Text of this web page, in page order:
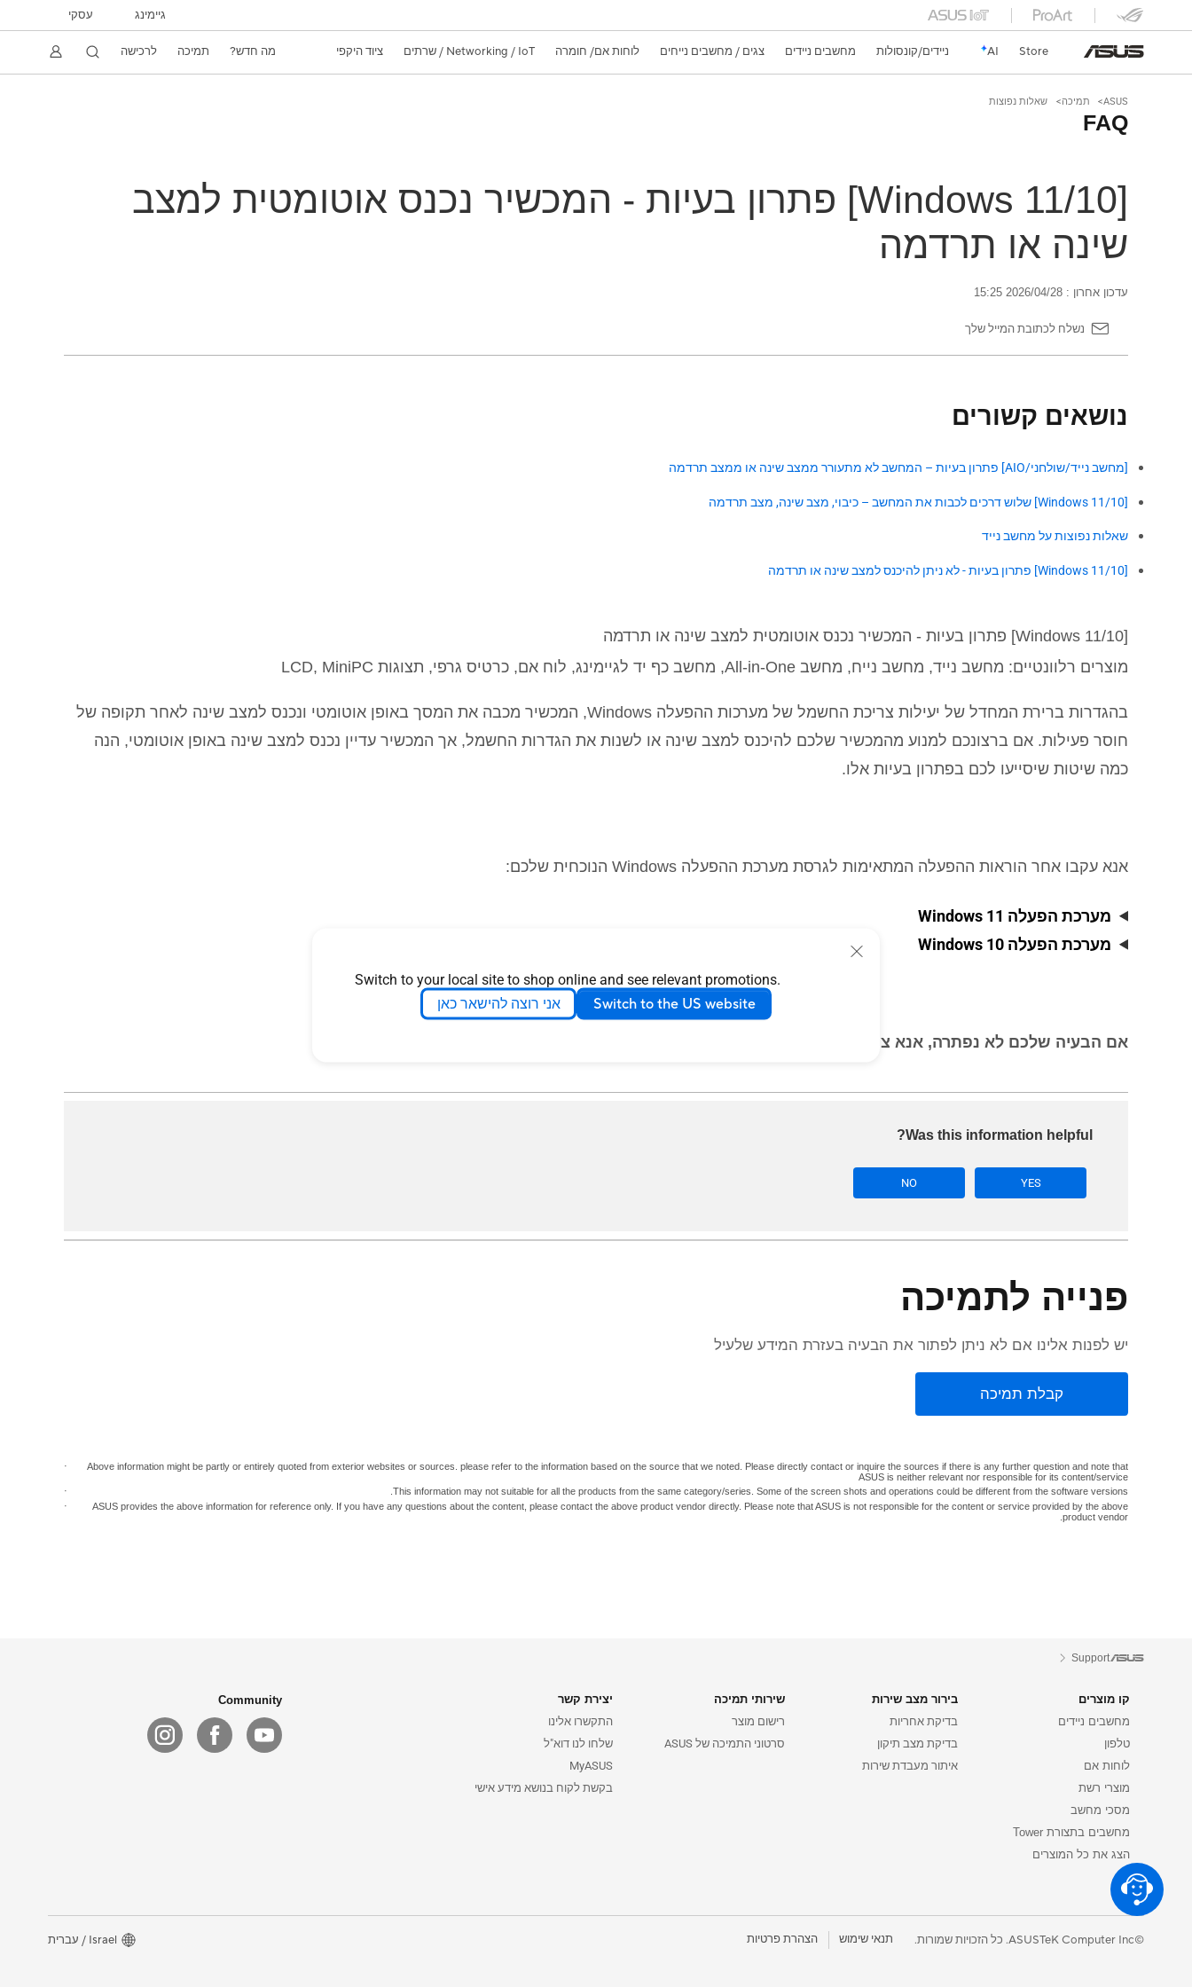
Switch to your local site to shop online and see relevant promotions.
אני רוצה להישאר כאן Switch to the US website
גיימינג עסקי
Store
AI ניידים/קונסולות מחשבים ניידים צגים / מחשבים נייחים לוחות אם/ חומרה Networking / IoT / שרתים ציוד היקפי מה חדש? תמיכה לרכישה
ASUS תמיכה שאלות נפוצות
FAQ
[Windows 11/10] פתרון בעיות - המכשיר נכנס אוטומטית למצב
שינה או תרדמה
עדכון אחרון : 2026/04/28 15:25
נשלח לכתובת המייל שלך
נושאים קשורים
[מחשב נייד/שולחני/AIO] פתרון בעיות – המחשב לא מתעורר ממצב שינה או ממצב תרדמה
[Windows 11/10] שלוש דרכים לכבות את המחשב – כיבוי, מצב שינה, מצב תרדמה
שאלות נפוצות על מחשב נייד
[Windows 11/10] פתרון בעיות - לא ניתן להיכנס למצב שינה או תרדמה
[Windows 11/10] פתרון בעיות - המכשיר נכנס אוטומטית למצב שינה או תרדמה
מוצרים רלוונטיים: מחשב נייד, מחשב נייח, מחשב All-in-One, מחשב כף יד לגיימינג, לוח אם, כרטיס גרפי, תצוגות LCD, MiniPC
בהגדרות ברירת המחדל של יעילות צריכת החשמל של מערכות ההפעלה Windows, המכשיר מכבה את המסך באופן אוטומטי ונכנס למצב שינה לאחר תקופה של
חוסר פעילות. אם ברצונכם למנוע מהמכשיר שלכם להיכנס למצב שינה או לשנות את הגדרות החשמל, אך המכשיר עדיין נכנס למצב שינה באופן אוטומטי, הנה
כמה שיטות שיסייעו לכם בפתרון בעיות אלו.
אנא עקבו אחר הוראות ההפעלה המתאימות לגרסת מערכת ההפעלה Windows הנוכחית שלכם:
מערכת הפעלה Windows 11
מערכת הפעלה Windows 10
אם הבעיה שלכם לא נפתרה, אנא צרו קשר עם מרכז שירות הלקוחות של ASUS לקבלת מידע נוסף.
Was this information helpful?
YES
NO
פנייה לתמיכה
יש לפנות אלינו אם לא ניתן לפתור את הבעיה בעזרת המידע שלעיל
קבלת תמיכה
Above information might be partly or entirely quoted from exterior websites or sources. please refer to the information based on the source that we noted. Please directly contact or inquire the sources if there is any further question and note that
ASUS is neither relevant nor responsible for its content/service
This information may not suitable for all the products from the same category/series. Some of the screen shots and operations could be different from the software versions.
ASUS provides the above information for reference only. If you have any questions about the content, please contact the above product vendor directly. Please note that ASUS is not responsible for the content or service provided by the above
product vendor.
Support
קו מוצרים
מחשבים ניידים
טלפון
לוחות אם
מוצרי רשת
מסכי מחשב
מחשבים בתצורת Tower
הצג את כל המוצרים
בירור מצב שירות
בדיקת אחריות
בדיקת מצב תיקון
איתור מעבדת שירות
שירותי תמיכה
רישום מוצר
סרטוני התמיכה של ASUS
יצירת קשר
התקשרו אלינו
שלחו לנו דוא"ל
MyASUS
בקשת לקוח בנושא מידע אישי
Community
Israel / עברית ©ASUSTeK Computer Inc. כל הזכויות שמורות. תנאי שימוש הצהרת פרטיות